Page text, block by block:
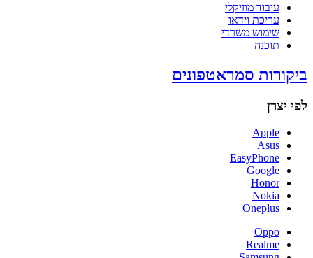
עיבוד מוזיקלי
עריכת וידאו
שימוש משרדי
תוכנה
ביקורות סמראטפונים
לפי יצרן
Apple
Asus
EasyPhone
Google
Honor
Nokia
Oneplus
Oppo
Realme